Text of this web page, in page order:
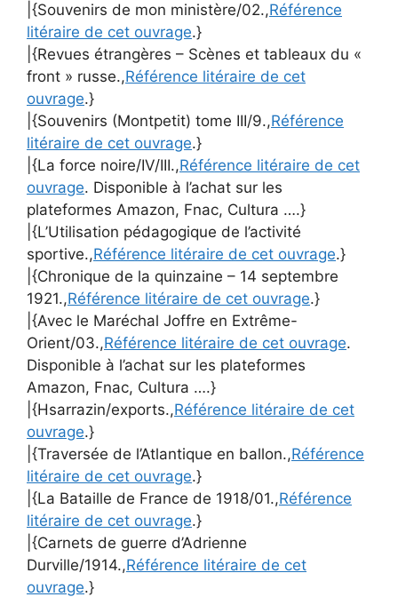
|{Souvenirs de mon ministère/02.,Référence
litéraire de cet ouvrage.}
|{Revues étrangères – Scènes et tableaux du «
front » russe.,Référence litéraire de cet
ouvrage.}
|{Souvenirs (Montpetit) tome III/9.,Référence
litéraire de cet ouvrage.}
|{La force noire/IV/III.,Référence litéraire de cet
ouvrage. Disponible à l’achat sur les
plateformes Amazon, Fnac, Cultura ….}
|{L’Utilisation pédagogique de l’activité
sportive.,Référence litéraire de cet ouvrage.}
|{Chronique de la quinzaine – 14 septembre
1921.,Référence litéraire de cet ouvrage.}
|{Avec le Maréchal Joffre en Extrême-
Orient/03.,Référence litéraire de cet ouvrage.
Disponible à l’achat sur les plateformes
Amazon, Fnac, Cultura ….}
|{Hsarrazin/exports.,Référence litéraire de cet
ouvrage.}
|{Traversée de l’Atlantique en ballon.,Référence
litéraire de cet ouvrage.}
|{La Bataille de France de 1918/01.,Référence
litéraire de cet ouvrage.}
|{Carnets de guerre d’Adrienne
Durville/1914.,Référence litéraire de cet
ouvrage.}